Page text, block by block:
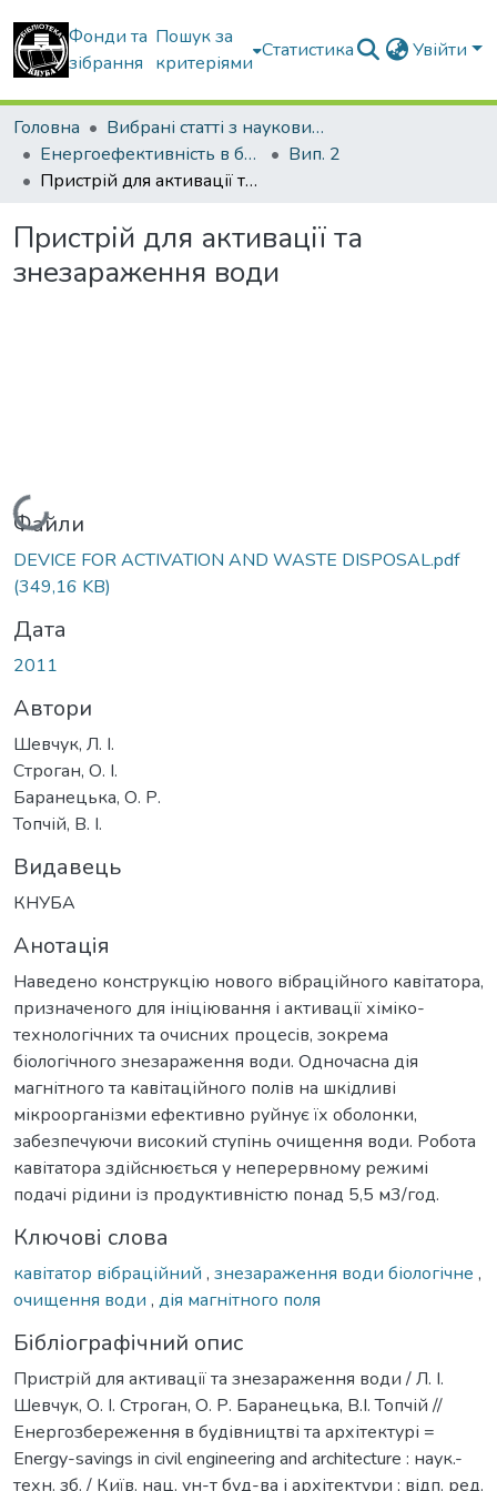
Фонди та
зібрання
Пошук за
критеріями
Статистика Увійти
Головна
Вибрані статті з наукових збірників КНУБА
Енергоефективність в будівництві та архітектурі
Вип. 2
Пристрій для активації та знезараження води
Пристрій для активації та
знезараження води
Вантажиться...
Файли
DEVICE FOR ACTIVATION AND WASTE DISPOSAL.pdf
(349,16 KB)
Дата
2011
Автори
Шевчук, Л. І.
Строган, О. І.
Баранецька, О. Р.
Топчій, В. І.
Видавець
КНУБА
Анотація
Наведено конструкцію нового вібраційного кавітатора,
призначеного для ініціювання і активації хіміко-
технологічних та очисних процесів, зокрема
біологічного знезараження води. Одночасна дія
магнітного та кавітаційного полів на шкідливі
мікроорганізми ефективно руйнує їх оболонки,
забезпечуючи високий ступінь очищення води. Робота
кавітатора здійснюється у неперервному режимі
подачі рідини із продуктивністю понад 5,5 м3/год.
Ключові слова
кавітатор вібраційний , знезараження води біологічне ,
очищення води , дія магнітного поля
Бібліографічний опис
Пристрій для активації та знезараження води / Л. І.
Шевчук, О. І. Строган, О. Р. Баранецька, В.І. Топчій //
Енергозбереження в будівництві та архітектурі =
Еnergy-savings in civil engineering and architecture : наук.-
техн. зб. / Київ. нац. ун-т буд-ва і архітектури ; відп. ред.